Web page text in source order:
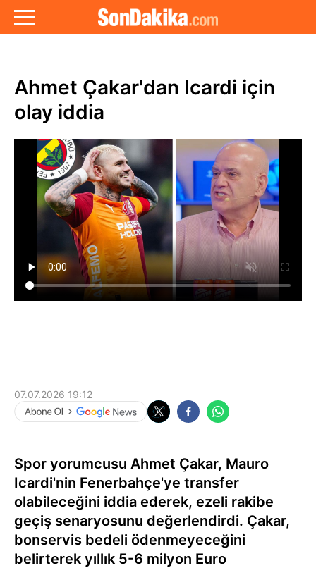
Ahmet Çakar'dan Icardi için
olay iddia
07.07.2026 19:12
Spor yorumcusu Ahmet Çakar, Mauro
Icardi'nin Fenerbahçe'ye transfer
olabileceğini iddia ederek, ezeli rakibe
geçiş senaryosunu değerlendirdi. Çakar,
bonservis bedeli ödenmeyeceğini
belirterek yıllık 5-6 milyon Euro